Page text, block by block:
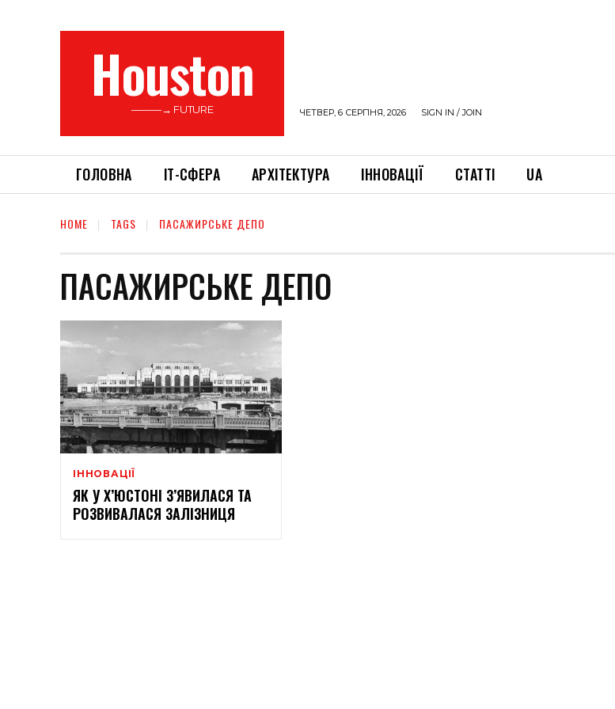
Houston
———→ FUTURE ЧЕТВЕР, 6 СЕРПНЯ, 2026 SIGN IN / JOIN
ГОЛОВНА ІТ-СФЕРА АРХІТЕКТУРА ІННОВАЦІЇ СТАТТІ UA
HOME TAGS ПАСАЖИРСЬКЕ ДЕПО
ПАСАЖИРСЬКЕ ДЕПО
ІННОВАЦІЇ
ЯК У Х’ЮСТОНІ З’ЯВИЛАСЯ ТА
РОЗВИВАЛАСЯ ЗАЛІЗНИЦЯ